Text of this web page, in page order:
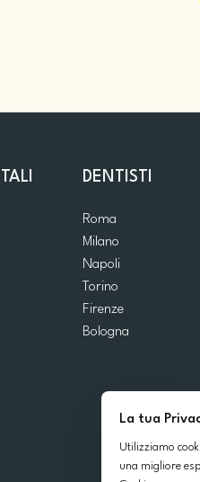
La tua
Utilizziamo
una migliore
DENTISTI
Roma
Milano
Napoli
Torino
Firenze
Bologna